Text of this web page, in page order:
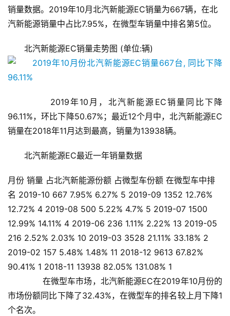
销量数据。2019年10月北汽新能源EC销量为667辆，在北
汽新能源销量中占比7.95%，在微型车销量中排名第5位。
北汽新能源EC销量走势图 (单位:辆)
2019年10月，北汽新能源EC销量同比下降
96.11%，环比下降50.67%；最近12个月中，北汽新能源EC
销量在2018年11月达到最高，销量为13938辆。
北汽新能源EC最近一年销量数据
月份 销量 占北汽新能源份额 占微型车份额 在微型车中排
名 2019-10 667 7.95% 6.27% 5 2019-09 1352 12.76%
12.72% 4 2019-08 500 5.22% 4.7% 5 2019-07 1500
12.99% 14.11% 4 2019-06 236 1.11% 2.22% 13 2019-05
216 2.52% 2.03% 10 2019-03 3528 21.11% 33.18% 2
2019-02 157 5.48% 1.48% 11 2018-12 9613 67.82%
90.41% 1 2018-11 13938 82.05% 131.08% 1
在微型车市场，北汽新能源EC在2019年10月份的
市场份额同比下降了32.43%，在微型车的排名较上月下降1
个名次。